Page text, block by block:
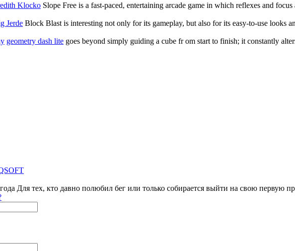
Klocko Slope Free is a fast-paced, entertaining arcade game in which reflexes and
Jerde Block Blast is interesting not only for its gameplay, but also for its easy-to-use looks
geometry dash lite goes beyond simply guiding a cube fr om start to finish; it constantly
Для тех, кто давно полюбил бег или только собирается выйти на свою первую